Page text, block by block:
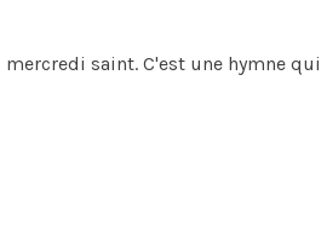
saint. C'est une hymne qui